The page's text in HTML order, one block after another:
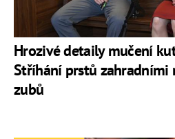
Hrozivé detaily mučení
Stříhání prstů zahradními
zubů